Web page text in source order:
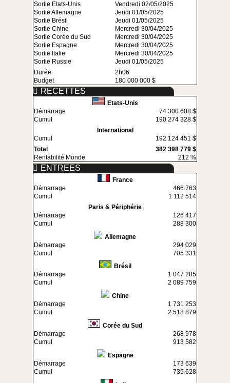
Sortie Etats-Unis
Vendredi 02/05/2025
Sortie Allemagne
Jeudi 01/05/2025
Sortie Brésil
Jeudi 01/05/2025
Sortie Chine
Mercredi 30/04/2025
Sortie Corée du Sud
Mercredi 30/04/2025
Sortie Espagne
Mercredi 30/04/2025
Sortie Italie
Mercredi 30/04/2025
Sortie Russie
Jeudi 01/05/2025
Durée
2h06
Budget
180 000 000 $
RECETTES
Etats-Unis
Démarrage
74 300 608 $
Cumul
190 274 328 $
International
Cumul
192 124 451 $
Total
382 398 779 $
Rentabilité Monde
212 %
ENTREES
France
Démarrage
466 763
Cumul
1 112 514
Paris & Périphérie
Démarrage
126 417
Cumul
288 300
Allemagne
Démarrage
294 029
Cumul
705 331
Brésil
Démarrage
1 047 285
Cumul
2 089 759
Chine
Démarrage
1 731 253
Cumul
2 518 879
Corée du Sud
Démarrage
268 978
Cumul
913 582
Espagne
Démarrage
173 639
Cumul
735 628